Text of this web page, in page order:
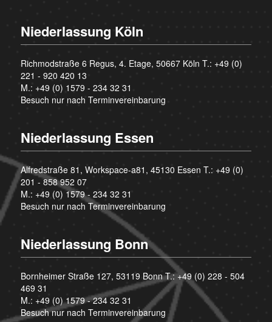
Niederlassung Köln
Richmodstraße 6 Regus, 4. Etage, 50667 Köln T.: +49 (0)
221 - 920 420 13
M.: +49 (0) 1579 - 234 32 31
Besuch nur nach Terminvereinbarung
Niederlassung Essen
Alfredstraße 81, Workspace-a81, 45130 Essen T.: +49 (0)
201 - 858 952 07
M.: +49 (0) 1579 - 234 32 31
Besuch nur nach Terminvereinbarung
Niederlassung Bonn
Bornheimer Straße 127, 53119 Bonn T.:+49 (0) 228 - 504
469 31
M.: +49 (0) 1579 - 234 32 31
Besuch nur nach Terminvereinbarung